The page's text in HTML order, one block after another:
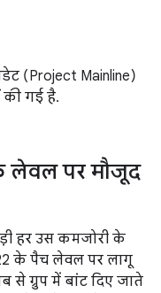
(Project Mainline)
की गई है.
लेवल पर मौजूद
हर उस कमजोरी के
के पैच लेवल पर लागू
से ग्रुप में बांट दिए जाते